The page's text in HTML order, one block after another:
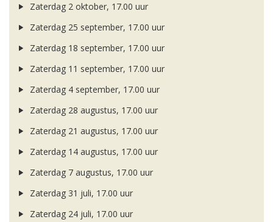
Zaterdag 2 oktober, 17.00 uur
Zaterdag 25 september, 17.00 uur
Zaterdag 18 september, 17.00 uur
Zaterdag 11 september, 17.00 uur
Zaterdag 4 september, 17.00 uur
Zaterdag 28 augustus, 17.00 uur
Zaterdag 21 augustus, 17.00 uur
Zaterdag 14 augustus, 17.00 uur
Zaterdag 7 augustus, 17.00 uur
Zaterdag 31 juli, 17.00 uur
Zaterdag 24 juli, 17.00 uur